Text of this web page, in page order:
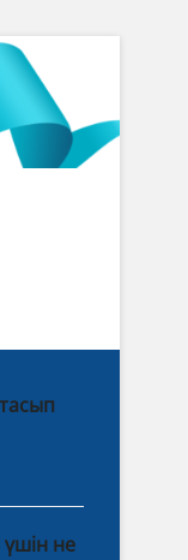
үшін не